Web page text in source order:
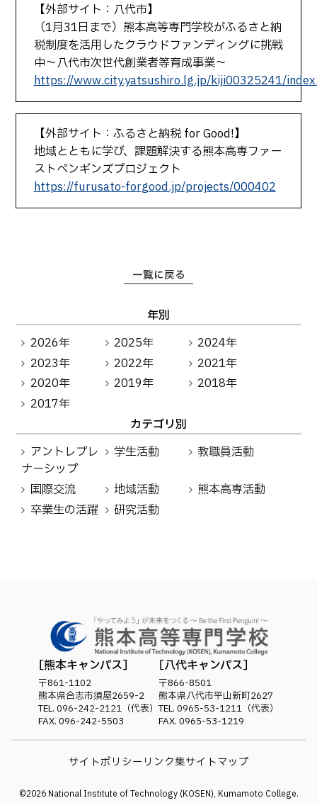
【外部サイト：八代市】
（1月31日まで）熊本高等専門学校がふるさと納
税制度を活用したクラウドファンディングに挑戦
中～八代市次世代創業者等育成事業～
https://www.city.yatsushiro.lg.jp/kiji00325241/
【外部サイト：ふるさと納税 for Good!】
地域とともに学び、課題解決する熊本高専ファー
ストペンギンズプロジェクト
https://furusato-forgood.jp/projects/000402
一覧に戻る
年別
2026年
2025年
2024年
2023年
2022年
2021年
2020年
2019年
2018年
2017年
カテゴリ別
アントレプレ
ナーシップ
学生活動 教職員活動
国際交流 地域活動
熊本高専活動
卒業生の活躍
研究活動
熊本キャンパス
〒861-1102
熊本県合志市須屋2659-2
TEL. 096-242-2121 （代表）
FAX. 096-242-5503
八代キャンパス
〒866-8501
熊本県八代市平山新町2627
TEL. 0965-53-1211 （代表）
FAX. 0965-53-1219
サイトポリシー リンク集サイトマップ
©2026National Institute of Technology (KOSEN), Kumamoto College.